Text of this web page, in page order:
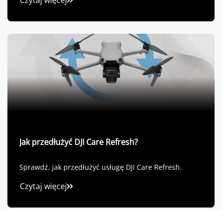
Jak przedłużyć DJI Care Refresh?
Sprawdź, jak przedłużyć usługę DJI Care Refresh.
Czytaj więcej